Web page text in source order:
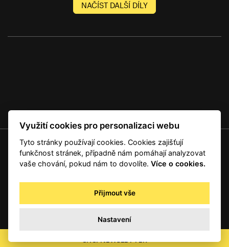
NAČÍST DALŠÍ DÍLY
© 2001 — 2026 Copyright CMI News a dodavatelé obsahu. |
Autorská práva
Zpracování osobních údajů - registrovaní a předplatitelé
Zpracování osobních údajů pro novinářské a další účely
Obchodní podmínky
Využití cookies pro personalizaci webu
Tyto stránky používají cookies. Cookies zajišťují
funkčnost stránek, případně nám pomáhají analyzovat
vaše chování, pokud nám to dovolíte.Více o cookies.
Přijmout vše
Nastavení
CHCI NEWSLETTER